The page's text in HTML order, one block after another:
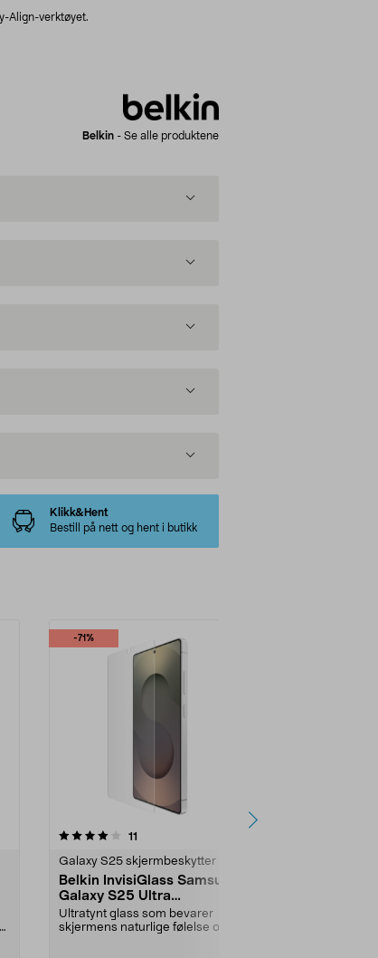
Align-verktøyet.
Belkin - Se alle produktene
Klikk&Hent
Bestill på nett og hent i butikk
-71%
11
Galaxy S25 skjermbeskytter
Belkin InvisiGlass Samsung
Galaxy S25 Ultra
skjermbeskytter
Ultratynt glass som bevarer
skjermens naturlige følelse og